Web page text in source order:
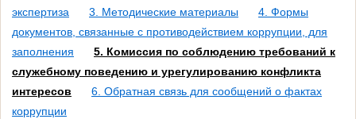
экспертиза
3. Методические материалы
4. Формы
документов, связанные с противодействием коррупции, для
заполнения
5. Комиссия по соблюдению требований к
служебному поведению и урегулированию конфликта
интересов
6. Обратная связь для сообщений о фактах
коррупции